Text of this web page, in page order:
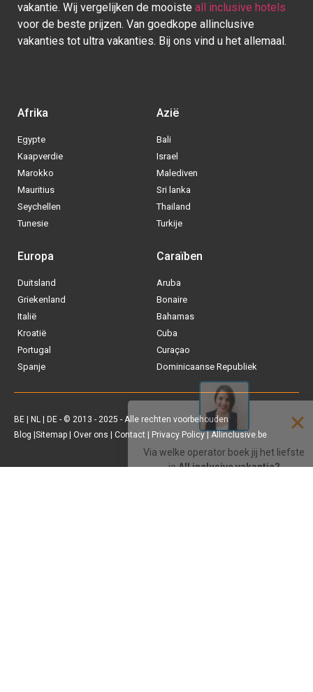
vakantie. Wij vergelijken de mooiste all inclusive hotels
voor de beste prijzen. Van goedkope allinclusive
vakanties tot ultra vakanties. Bij ons vind u het allemaal.
Afrika
Egypte
Kaapverdie
Marokko
Mauritius
Seychellen
Tunesie
Azië
Bali
Israel
Malediven
Sri lanka
Thailand
Turkije
Europa
Duitsland
Griekenland
Italië
Kroatië
Portugal
Spanje
Caraïben
Aruba
Bonaire
Bahamas
Cuba
Curaçao
Dominicaanse Republiek
BE NL DE - © 2013 - 2025 - Alle rechten voorbehouden
Blog Sitemap Over ons Contact Privacy Policy | Allinclusive.be
Vakantiediscounter
Sunweb
D-reizen